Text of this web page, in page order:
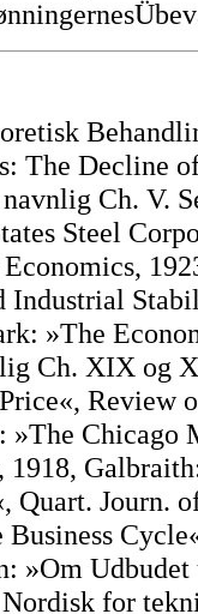
The Decline
Ch. V.
Steel
Industrial
»The
Ch. XIX og
Review
»The
Quart. Journ.
»Om
for